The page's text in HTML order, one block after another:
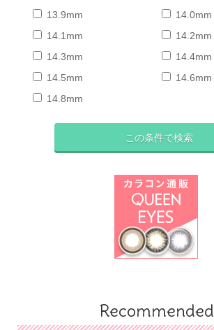
13.9mm
14.0mm
14.1mm
14.2mm
14.3mm
14.4mm
14.5mm
14.6mm
14.8mm
Recommended